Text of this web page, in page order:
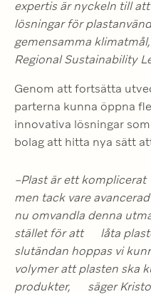
expertis är nyckeln till
lösningar för
gemensamma
Regional Sustainability
Genom att fortsätta
parterna kunna öppna
innovativa lösningar
bolag att hitta nya sätt
–Plast är ett komplicerat
men tack vare
nu omvandla denna
stället för att      låta
slutändan hoppas vi
volymer att plasten ska
produkter,      säger